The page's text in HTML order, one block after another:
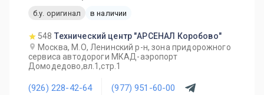
б.у. оригинал
в наличии
548 Технический центр "АРСЕНАЛ Коробово"
Москва, М.О, Ленинский р-н, зона придорожного
сервиса автодороги МКАД-аэропорт
Домодедово,вл.1,стр.1
(926) 228-42-64 (977) 951-60-00